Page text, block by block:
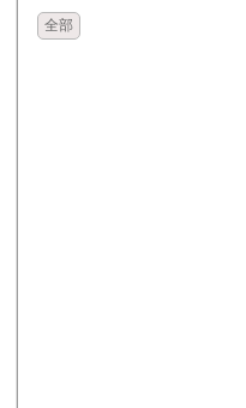
全部